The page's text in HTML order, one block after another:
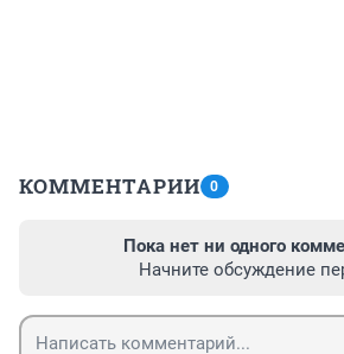
КОММЕНТАРИИ 0
Пока нет ни одного
Начните обсуждение